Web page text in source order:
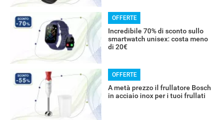
OFFERTE
Incredibile 70% di sconto sullo
smartwatch unisex: costa meno
di 20€
OFFERTE
A metà prezzo il frullatore Bosch
in acciaio inox per i tuoi frullati